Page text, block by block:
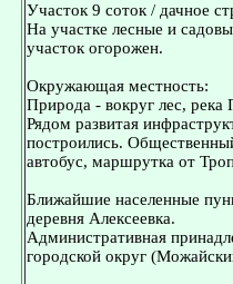
Участок 9 соток / дачное
На участке лесные и
участок огорожен.
Окружающая местность:
Природа - вокруг лес, река
Рядом развитая
построились.
автобус, маршрутка от
Ближайшие населенные
деревня Алексеевка.
Административная
городской округ